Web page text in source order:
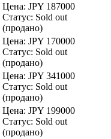
Цена: JPY 187000
Статус: Sold out
(продано)
Цена: JPY 170000
Статус: Sold out
(продано)
Цена: JPY 341000
Статус: Sold out
(продано)
Цена: JPY 199000
Статус: Sold out
(продано)